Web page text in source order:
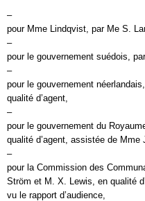
–
pour Mme Lindqvist, par Me S.
–
pour le gouvernement suédois,
–
pour le gouvernement
qualité d’agent,
–
pour le gouvernement du
qualité d’agent, assistée de Mme
–
pour la Commission des
Ström et M. X. Lewis, en qualité
vu le rapport d’audience,